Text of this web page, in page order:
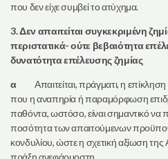
που δεν είχε συμβεί το ατύχημα.
3. Δεν απαιτείται συγκεκριμένη
περιστατικά- ούτε βεβαιότητα
δυνατότητα επέλευσης ζημίας
αΑπαιτείται, πράγματι, η
που η αναπηρία ή παραμόρφωση
παθόντα, ωστόσο, είναι σημαντικό να
ποσότητα των απαιτούμενων
κονδυλίου, ώστε η σχετική αξίωση